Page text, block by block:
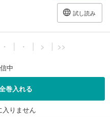
試し読み
・ ・ > >>
中
巻入れる
りません